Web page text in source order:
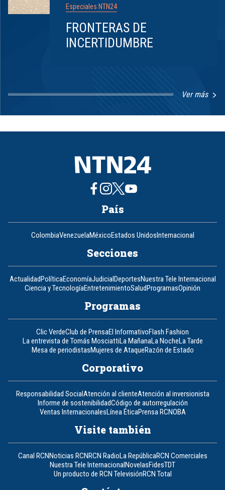
Especiales NTN24
FRONTERAS DE
INCERTIDUMBRE
Ver más
8
País
ColombiaVenezuelaMéxicoEstados UnidosInternacional
Secciones
ActualidadPolíticaEconomíaJudicialDeportesNuestra Tele Internacional
Ciencia y TecnologíaEntretenimientoSaludProgramasOpinión
Programas
Clic VerdeClub de PrensaEl InformativoFlash Fashion
La entrevista de Tomás MosciattiLa MañanaLa NocheLa Tarde
Mesa de periodistasMujeres de AtaqueRazón de Estado
Corporativo
Responsabilidad SocialAtención al clienteAtención al inversionista
Informe de sostenibilidadCódigo de autorregulación
Ventas InternacionalesLínea ÉticaPrensa RCNOBA
Visite también
Canal RCNNoticias RCNRCN RadioLa RepúblicaRCN Comerciales
Nuestra Tele InternacionalNovelasFidesTDT
Un producto de RCN TelevisiónRCN Total